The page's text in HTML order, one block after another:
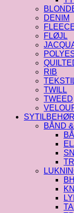
DENIM
FLØJL
RIB
TWILL
TWEED
SYTILBEHØR
BÅND